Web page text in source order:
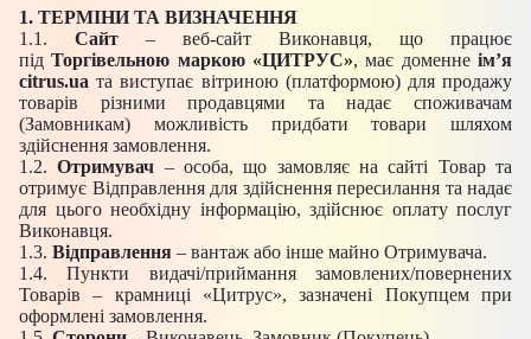
1. ТЕРМІНИ ТА ВИЗНАЧЕННЯ
1.1.
Сайт
– веб-сайт Виконавця, що працює
під Торгівельною маркою «ЦИТРУС», має доменне ім’я
citrus.ua та виступає вітриною (платформою) для продажу
товарів різними продавцями та надає споживачам
(Замовникам) можливість придбати товари шляхом
здійснення замовлення.
1.2. Отримувач – особа, що замовляє на сайті Товар та
отримує Відправлення для здійснення пересилання та надає
для цього необхідну інформацію, здійснює оплату послуг
Виконавця.
1.3. Відправлення – вантаж або інше майно Отримувача.
1.4.
Пункти видачі/приймання замовлених/повернених
Товарів – крамниці «Цитрус», зазначені Покупцем при
оформлені замовлення.